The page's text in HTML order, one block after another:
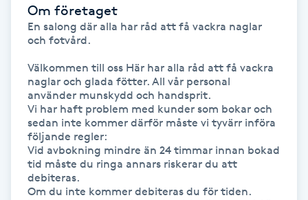
Headspa
Healing
Herrklippning
HIFU
Hollywood Peel
Om företaget
En salong där alla har råd att få vackra naglar
och fotvård.
Välkommen till oss Här har alla råd att få vackra
naglar och glada fötter. All vår personal
använder munskydd och handsprit.
Vi har haft problem med kunder som bokar och
sedan inte kommer därför måste vi tyvärr införa
följande regler:
Vid avbokning mindre än 24 timmar innan bokad
tid måste du ringa annars riskerar du att
debiteras.
Om du inte kommer debiteras du för tiden.